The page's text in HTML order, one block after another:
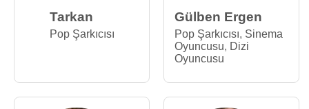
Tarkan
Pop Şarkıcısı
Gülben Ergen
Pop Şarkıcısı, Sinema
Oyuncusu, Dizi
Oyuncusu